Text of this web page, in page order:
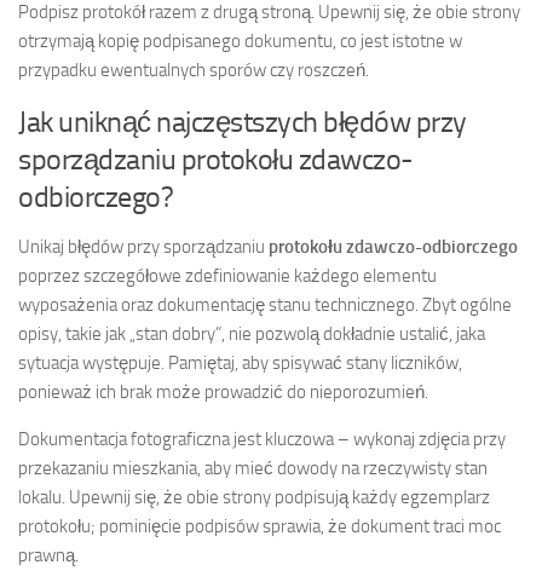
Podpisz protokół razem z drugą stroną. Upewnij się, że obie strony
otrzymają kopię podpisanego dokumentu, co jest istotne w
przypadku ewentualnych sporów czy roszczeń.
Jak uniknąć najczęstszych błędów przy
sporządzaniu protokołu zdawczo-
odbiorczego?
Unikaj błędów przy sporządzaniu protokołu zdawczo-odbiorczego
poprzez szczegółowe zdefiniowanie każdego elementu
wyposażenia oraz dokumentację stanu technicznego. Zbyt ogólne
opisy, takie jak „stan dobry”, nie pozwolą dokładnie ustalić, jaka
sytuacja występuje. Pamiętaj, aby spisywać stany liczników,
ponieważ ich brak może prowadzić do nieporozumień.
Dokumentacja fotograficzna jest kluczowa – wykonaj zdjęcia przy
przekazaniu mieszkania, aby mieć dowody na rzeczywisty stan
lokalu. Upewnij się, że obie strony podpisują każdy egzemplarz
protokołu; pominięcie podpisów sprawia, że dokument traci moc
prawną.